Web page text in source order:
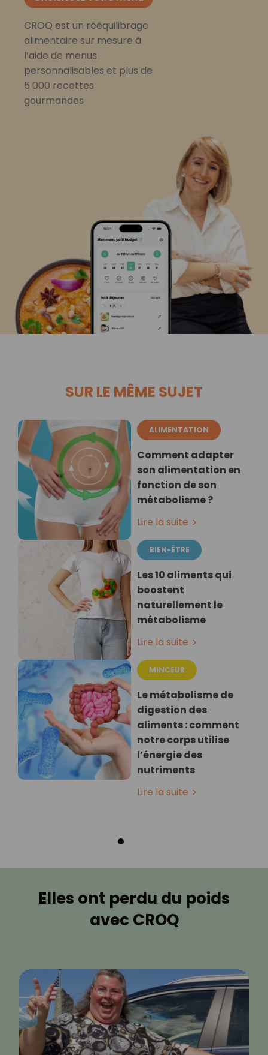
CROQ est un rééquilibrage
alimentaire sur mesure à
l’aide de menus
personnalisables et plus de
5 000 recettes
gourmandes
SUR LE MÊME SUJET
ALIMENTATION
Comment adapter
son alimentation en
fonction de son
métabolisme ?
Lire la suite
BIEN-ÊTRE
Les 10 aliments qui
boostent
naturellement le
métabolisme
Lire la suite
MINCEUR
Le métabolisme de
digestion des
aliments : comment
notre corps utilise
l’énergie des
nutriments
Lire la suite
Elles ont perdu du poids
avec CROQ